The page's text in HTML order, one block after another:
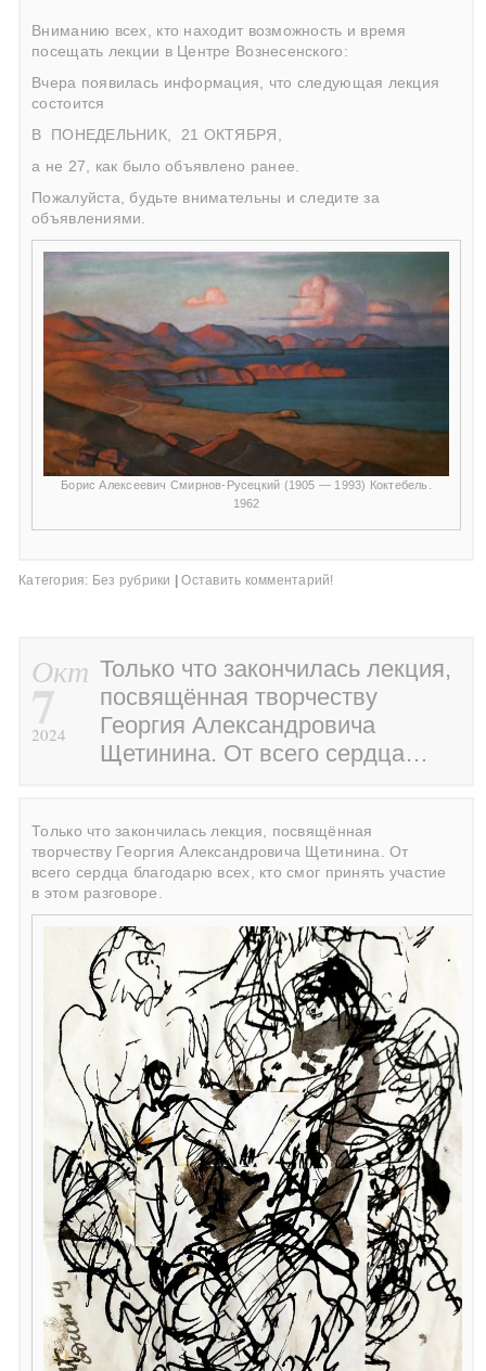
Вниманию всех, кто находит возможность и время
посещать лекции в Центре Вознесенского:
Вчера появилась информация, что следующая лекция
состоится
В
ПОНЕДЕЛЬНИК,
21 ОКТЯБРЯ,
а не 27, как было объявлено ранее.
Пожалуйста, будьте внимательны и следите за
объявлениями.
Борис Алексеевич Смирнов-Русецкий (1905 — 1993) Коктебель.
1962
Категория: Без рубрики Оставить комментарий!
Окт
7
2024
Только что закончилась лекция,
посвящённая творчеству
Георгия Александровича
Щетинина. От всего сердца…
Только что закончилась лекция, посвящённая
творчеству Георгия Александровича Щетинина. От
всего сердца благодарю всех, кто смог принять участие
в этом разговоре.